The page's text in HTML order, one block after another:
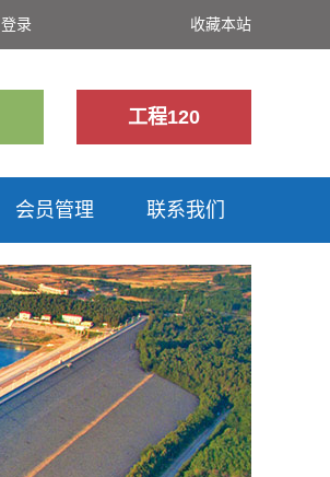
登录 收藏本站
工程120
会员管理 联系我们